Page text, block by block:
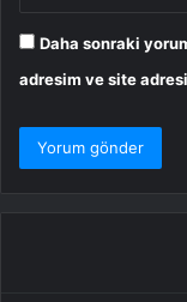
Daha sonraki
adresim ve site